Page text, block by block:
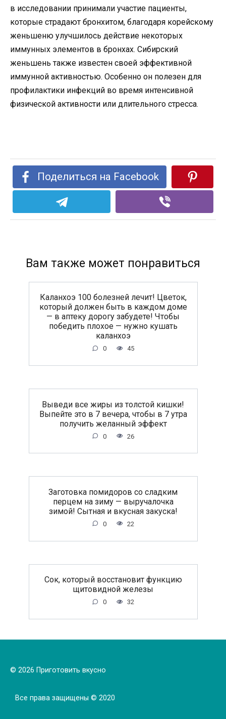
в исследовании принимали участие пациенты,
которые страдают бронхитом, благодаря корейскому
женьшеню улучшилось действие некоторых
иммунных элементов в бронхах. Сибирский
женьшень также известен своей эффективной
иммунной активностью. Особенно он полезен для
профилактики инфекций во время интенсивной
физической активности или длительного стресса.
Поделиться на Facebook
Вам также может понравиться
Каланхоэ 100 болезней лечит! Цветок,
который должен быть в каждом доме
— в аптеку дорогу забудете! Чтобы
победить плохое — нужно кушать
каланхоэ
0 45
Выведи все жиры из толстой кишки!
Выпейте это в 7 вечера, чтобы в 7 утра
получить желанный эффект
0 26
Заготовка помидоров со сладким
перцем на зиму — выручалочка
зимой! Сытная и вкусная закуска!
0 22
Сок, который восстановит функцию
щитовидной железы
0 32
© 2026 Приготовить вкусно
Все права защищены © 2020